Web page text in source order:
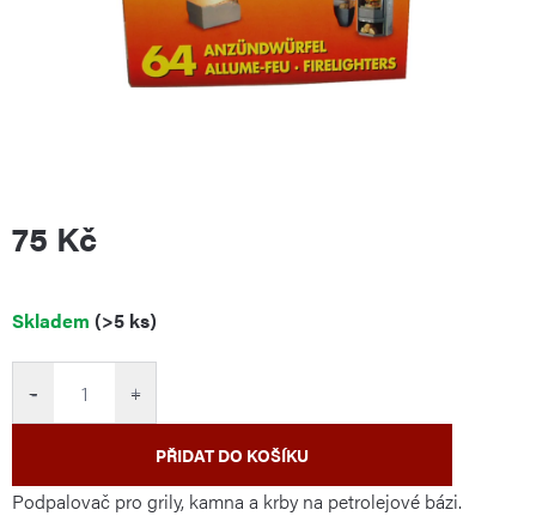
75 Kč
Měrná
Skladem (>5 ks)
+
−
PŘIDAT DO KOŠÍKU
Podpalovač pro grily, kamna a krby na petrolejové bázi.